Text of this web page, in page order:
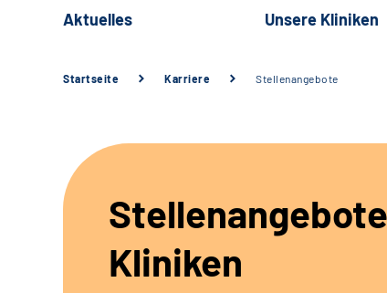
Aktuelles Unsere Kliniken
Startseite Karriere Stellenangebote
Kliniken